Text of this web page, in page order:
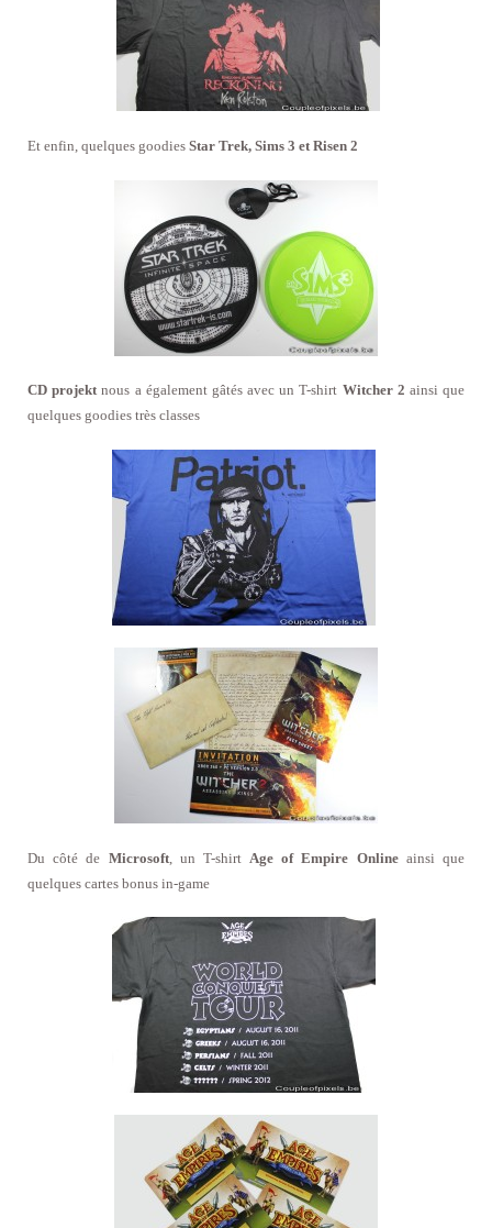
Et enfin, quelques goodies Star Trek, Sims 3 et Risen 2
CD projektnous a également gâtés avec un T-shirt Witcher 2 ainsi que
quelques goodies très classes
Du côté de Microsoft, un T-shirt Age of Empire Onlineainsi que
quelques cartes bonus in-game